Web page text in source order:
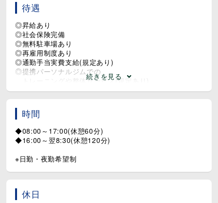
待遇
続きを見る
◎昇給あり
◎社会保険完備
◎無料駐車場あり
◎再雇用制度あり
◎通勤手当実費支給(規定あり)
◎提携パーソナルジムでの
トレーニングや整体サービス(規定あり)
時間
◆08:00～17:00(休憩60分)
◆16:00～翌8:30(休憩120分)
※日勤・夜勤希望制
休日